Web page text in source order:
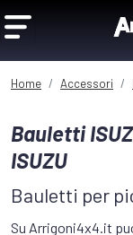
Home Accessori
Bauletti
ISUZU
Bauletti per
Su Arrigoni4x4.it